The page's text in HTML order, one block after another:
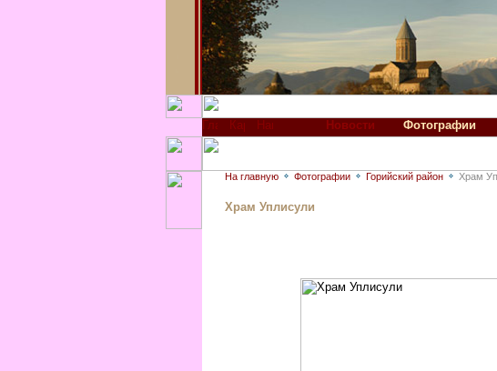
Новости Фотографии
На главную Фотографии Горийский район Храм
Храм Уплисули